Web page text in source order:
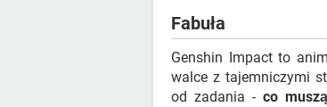
Fabuła
Genshin Impact to
walce z tajemniczymi
od zadania - co